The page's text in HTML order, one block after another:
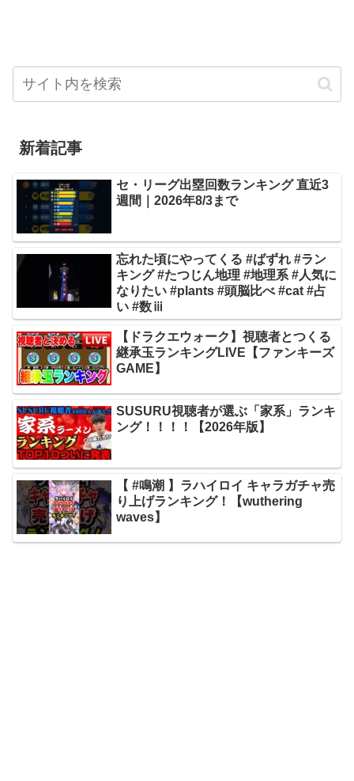
新着記事
セ・リーグ出塁回数ランキング 直近3
週間｜2026年8/3まで
忘れた頃にやってくる #ばずれ #ラン
キング #たつじん地理 #地理系 #人気に
なりたい #plants #頭脳比べ #cat #占
い #数ⅲ
【ドラクエウォーク】視聴者とつくる
継承玉ランキングLIVE【ファンキーズ
GAME】
SUSURU視聴者が選ぶ「家系」ランキ
ング！！！！【2026年版】
【 #鳴潮 】ラハイロイ キャラガチャ売
り上げランキング！【wuthering
waves】